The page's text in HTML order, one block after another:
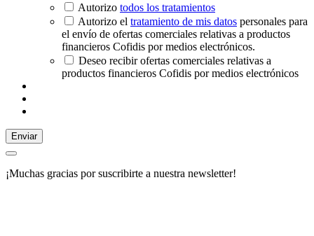
Autorizo todos los tratamientos
Autorizo el tratamiento de mis datos personales para
el envío de ofertas comerciales relativas a productos
financieros Cofidis por medios electrónicos.
Deseo recibir ofertas comerciales relativas a
productos financieros Cofidis por medios electrónicos
Enviar
¡Muchas gracias por suscribirte a nuestra newsletter!